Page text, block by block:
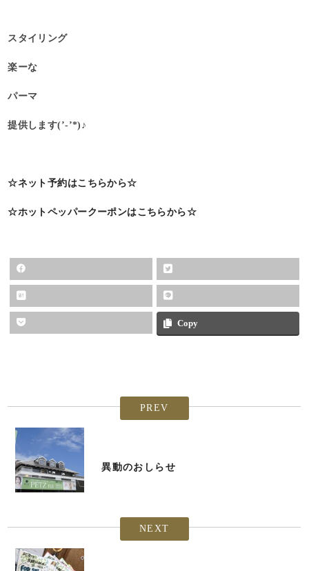
スタイリング
楽ーな
パーマ
提供します(’-’*)♪
☆ネット予約はこちらから☆
☆ホットペッパークーポンはこちらから☆
Copy
PREV
異動のおしらせ
NEXT